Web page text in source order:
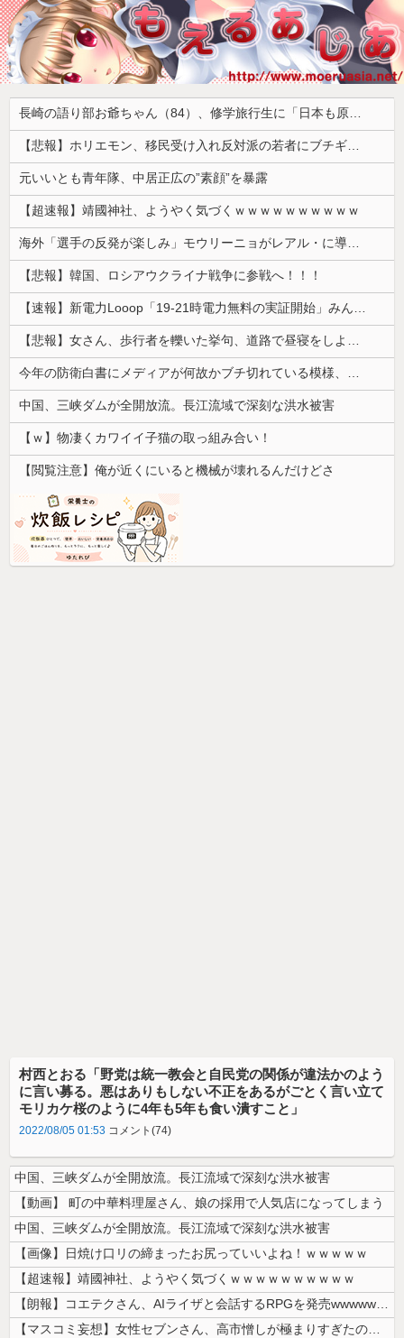
長崎の語り部お爺ちゃん（84）、修学旅行生に「日本も原爆を持たないと負ける」と言われびっくり！ 被団協代表（85）も中学生に「核を持たないで日本を守れますか」と問われ危機感
【悲報】ホリエモン、移民受け入れ反対派の若者にブチギレ「差別するなんて最低だ！」 → スタジオ誰も反論できず沈黙 ………
元いいとも青年隊、中居正広の”素顔”を暴露
【超速報】靖國神社、ようやく気づくｗｗｗｗｗｗｗｗｗｗ
海外「選手の反発が楽しみ」モウリーニョがレアル・に導入した新ルール（海外の反応）
【悲報】韓国、ロシアウクライナ戦争に参戦へ！！！
【速報】新電力Looop「19-21時電力無料の実証開始」みんなこれにするじゃん、電力会社の勢力図が変わるか
【悲報】女さん、歩行者を轢いた挙句、道路で昼寝をしようとしてしまう
今年の防衛白書にメディアが何故かブチ切れている模様、躍起になって批判するも逆に有権者からは……
中国、三峡ダムが全開放流。長江流域で深刻な洪水被害
【ｗ】物凄くカワイイ子猫の取っ組み合い！
【閲覧注意】俺が近くにいると機械が壊れるんだけどさ
村西とおる「野党は統一教会と自民党の関係が違法かのよう
に言い募る。悪はありもしない不正をあるがごとく言い立て
モリカケ桜のように4年も5年も食い潰すこと」
2022/08/05 01:53 コメント(74)
中国、三峡ダムが全開放流。長江流域で深刻な洪水被害
【動画】 町の中華料理屋さん、娘の採用で人気店になってしまう
中国、三峡ダムが全開放流。長江流域で深刻な洪水被害
【画像】日焼け口リの締まったお尻っていいよね！ｗｗｗｗｗ
【超速報】靖國神社、ようやく気づくｗｗｗｗｗｗｗｗｗｗ
【朗報】コエテクさん、AIライザと会話するRPGを発売wwwwwwww...
【マスコミ妄想】女性セブンさん、高市憎しが極まりすぎたのか、過去一級の...